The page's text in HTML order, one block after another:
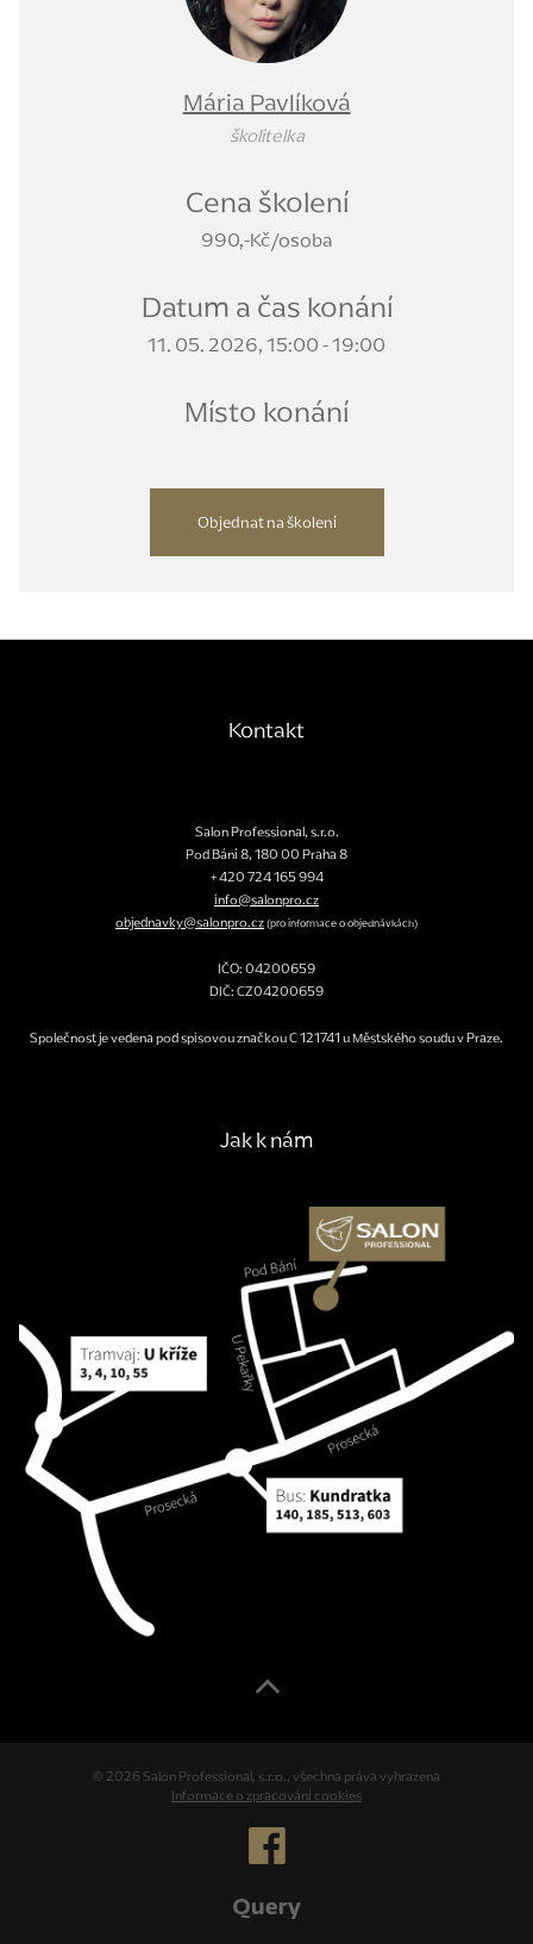
Mária Pavlíková
školitelka
Cena školení
990,-Kč/osoba
Datum a čas konání
11. 05. 2026, 15:00 - 19:00
Místo konání
Objednat na školení
Kontakt
Salon Professional, s.r.o.
Pod Bání 8,180 00Praha 8
+420 724 165 994
info@salonpro.cz
objednavky@salonpro.cz(pro informace o objednávkách)
IČO: 04200659
DIČ: CZ04200659
Společnost je vedena pod spisovou značkou C 121741 u Městského soudu v Praze.
Jak k nám
© 2026 Salon Professional, s.r.o., všechna práva vyhrazena
Informace o zpracování cookies